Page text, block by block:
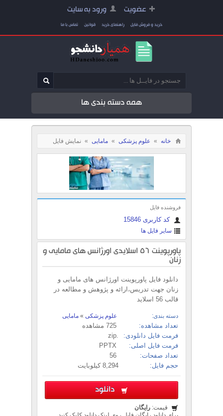
عضویت ورود به سایت
خرید و فروش فایل راهنمای خرید قوانین تماس با ما
همه دسته بندی ها
خانه » علوم پزشکی » مامایی » نمایش فایل
فروشنده فایل
کد کاربری 15846
سایر فایل ها
پاورپوینت 56 اسلایدی اورژانس های مامایی و
زنان
دانلود فایل پاورپوینت اورژانس های مامایی و
زنان جهت تدریس،ارائه و پژوهش و مطالعه در
قالب 56 اسلاید
دسته بندی: علوم پزشکی » مامایی
تعداد مشاهده:
فرمت فایل دانلودی:
.zip
فرمت فایل اصلی:
تعداد صفحات:
حجم فایل:
8,294 کیلوبایت
دانلود
قیمت: رایگان